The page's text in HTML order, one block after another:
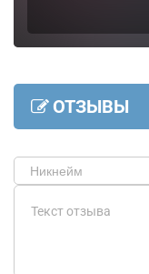
ОТЗЫВЫ